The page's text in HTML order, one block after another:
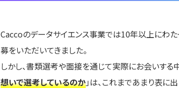
Caccoのデータサイエンス事業では10年以上にわ
募をいただいてきました。
しかし、書類選考や面接を通じて実際にお会いする
想いで選考しているのか」は、これまであまり表に